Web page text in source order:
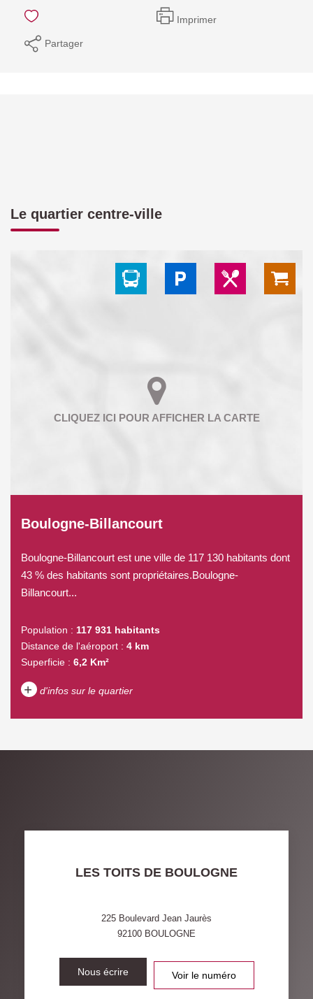
Imprimer
Partager
Le quartier centre-ville
Boulogne-Billancourt
Boulogne-Billancourt est une ville de 117 130 habitants dont
43 % des habitants sont propriétaires.Boulogne-
Billancourt...
Population : 117 931 habitants
Distance de l'aéroport : 4 km
Superficie : 6,2 Km²
+ d'infos sur le quartier
VOITURE
RÉSULTATS DES LYCÉES ECOLES ET CRÈCHES
RESTAURANTS ET CAFÉS COMMERCES
LES TOITS DE BOULOGNE
225 Boulevard Jean Jaurès
92100 BOULOGNE
Nous écrire Voir le numéro